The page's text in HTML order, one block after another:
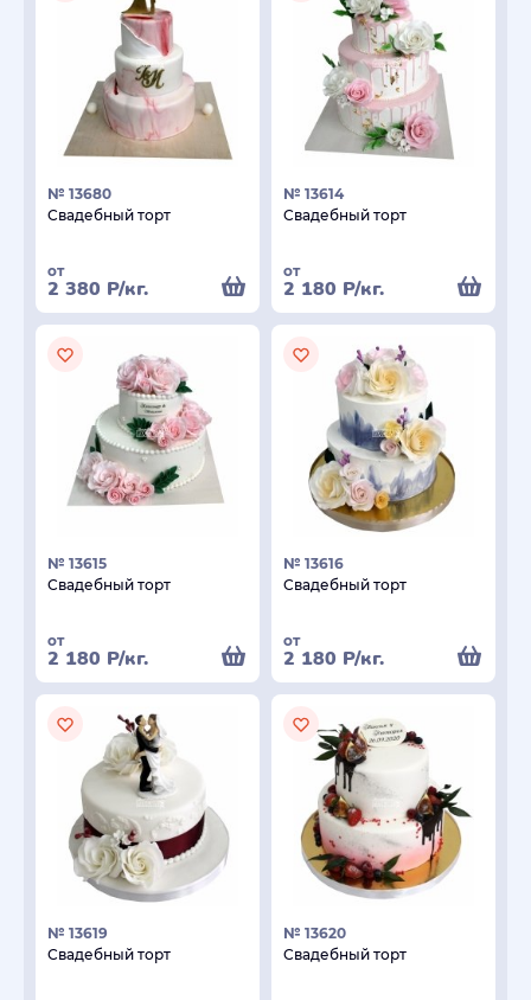
№ 13680
Свадебный торт
от
2 380 Р/кг.
№ 13614
Свадебный торт
от
2 180 Р/кг.
№ 13615
Свадебный торт
от
2 180 Р/кг.
№ 13616
Свадебный торт
от
2 180 Р/кг.
№ 13619
Свадебный торт
№ 13620
Свадебный торт